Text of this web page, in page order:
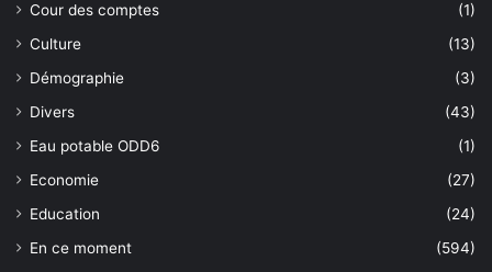
Cour des comptes
(1)
Culture
(13)
Démographie
(3)
Divers
(43)
Eau potable ODD6
(1)
Economie
(27)
Education
(24)
En ce moment
(594)